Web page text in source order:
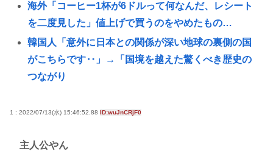
海外「コーヒー1杯が6ドルって何なんだ、レシート
を二度見した」値上げで買うのをやめたもの…
韓国人「意外に日本との関係が深い地球の裏側の国
がこちらです‥」→「国境を越えた驚くべき歴史の
つながり
ゲーム「Ball Scratch Simulator」がSteamで発表さ
ゼンゼロのベーグル計画やってみたら面白すぎてワ
1 : 2022/07/13(水) 15:46:52.88 ID:wuJnCRjF0
主人公やん